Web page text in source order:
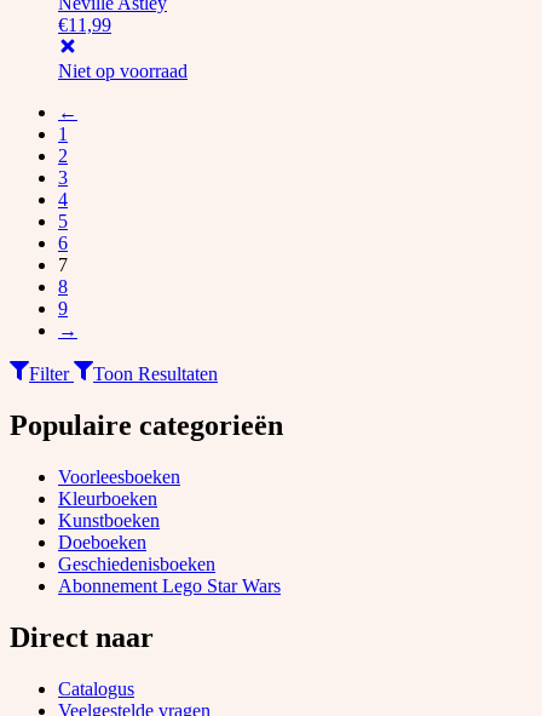
€11,99
Niet op voorraad
←
1
2
3
4
5
6
7
8
9
→
Filter Toon Resultaten
Populaire categorieën
Voorleesboeken
Kleurboeken
Kunstboeken
Doeboeken
Geschiedenisboeken
Abonnement Lego Star Wars
Direct naar
Catalogus
Veelgestelde vragen